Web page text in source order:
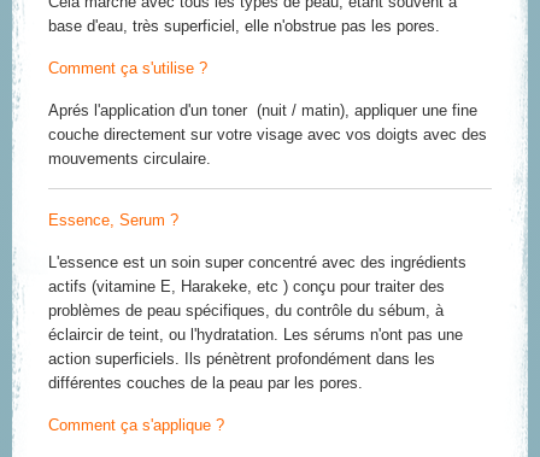
base d'eau, très superficiel, elle n'obstrue pas les pores.
Comment ça s'utilise ?
Aprés l'application d'un toner (nuit / matin), appliquer une fine
couche directement sur votre visage avec vos doigts avec des
mouvements circulaire.
Essence, Serum ?
L'essence est un soin super concentré avec des ingrédients
actifs (vitamine E, Harakeke, etc ) conçu pour traiter des
problèmes de peau spécifiques, du contrôle du sébum, à
éclaircir de teint, ou l'hydratation. Les sérums n'ont pas une
action superficiels. Ils pénètrent profondément dans les
différentes couches de la peau par les pores.
Comment ça s'applique ?